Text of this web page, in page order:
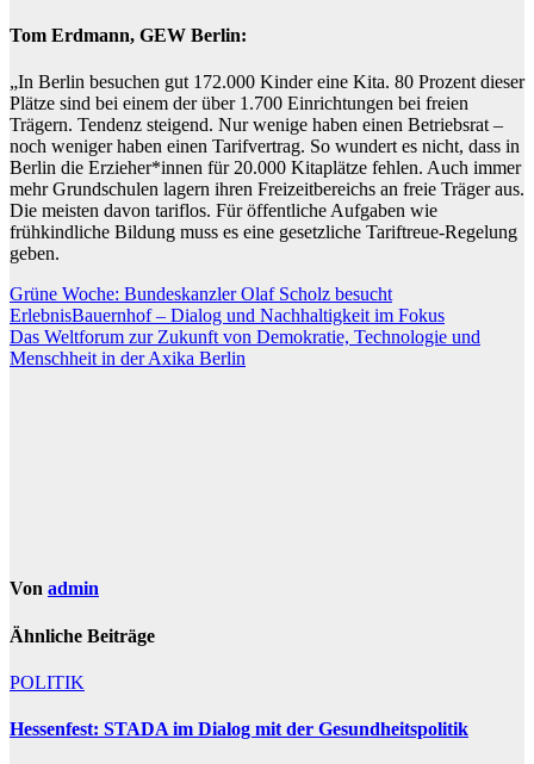
Tom Erdmann, GEW Berlin:
„In Berlin besuchen gut 172.000 Kinder eine Kita. 80 Prozent dieser
Plätze sind bei einem der über 1.700 Einrichtungen bei freien
Trägern. Tendenz steigend. Nur wenige haben einen Betriebsrat –
noch weniger haben einen Tarifvertrag. So wundert es nicht, dass in
Berlin die Erzieher*innen für 20.000 Kitaplätze fehlen. Auch immer
mehr Grundschulen lagern ihren Freizeitbereichs an freie Träger aus.
Die meisten davon tariflos. Für öffentliche Aufgaben wie
frühkindliche Bildung muss es eine gesetzliche Tariftreue-Regelung
geben.
Beitragsnavigation
Grüne Woche: Bundeskanzler Olaf Scholz besucht
ErlebnisBauernhof – Dialog und Nachhaltigkeit im Fokus
Das Weltforum zur Zukunft von Demokratie, Technologie und
Menschheit in der Axika Berlin
Von admin
Ähnliche Beiträge
POLITIK
Hessenfest: STADA im Dialog mit der Gesundheitspolitik